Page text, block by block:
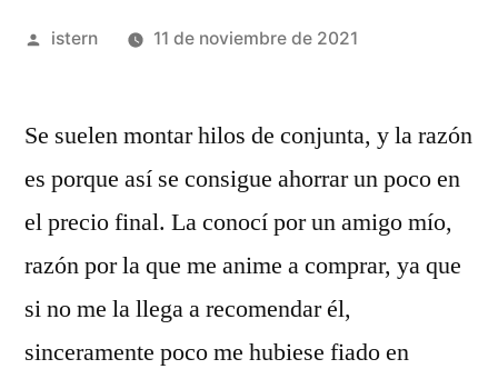
Publicado
istern 11 de noviembre de 2021
Se suelen montar hilos de conjunta, y la razón
es porque así se consigue ahorrar un poco en
el precio final. La conocí por un amigo mío,
razón por la que me anime a comprar, ya que
si no me la llega a recomendar él,
sinceramente poco me hubiese fiado en